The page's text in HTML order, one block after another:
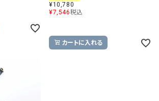
¥10,780
¥7,546税込
カートに入れる